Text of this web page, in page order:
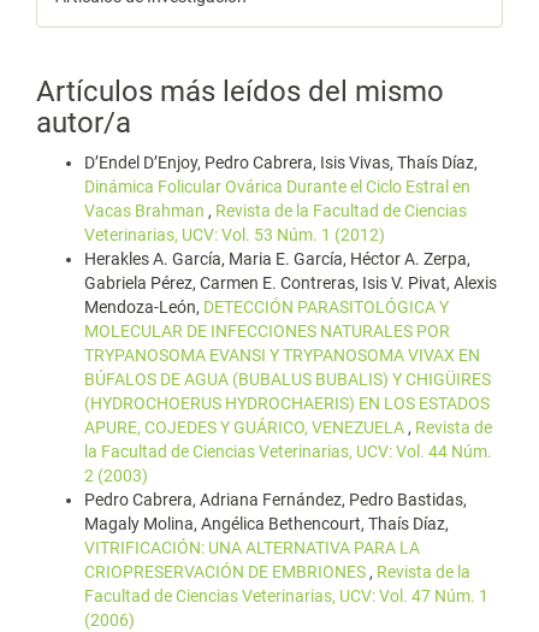
Artículos más leídos del mismo
autor/a
D’Endel D’Enjoy, Pedro Cabrera, Isis Vivas, Thaís Díaz,
Dinámica Folicular Ovárica Durante el Ciclo Estral en
Vacas Brahman , Revista de la Facultad de Ciencias
Veterinarias, UCV: Vol. 53 Núm. 1 (2012)
Herakles A. García, Maria E. García, Héctor A. Zerpa,
Gabriela Pérez, Carmen E. Contreras, Isis V. Pivat, Alexis
Mendoza-León, DETECCIÓN PARASITOLÓGICA Y
MOLECULAR DE INFECCIONES NATURALES POR
TRYPANOSOMA EVANSI Y TRYPANOSOMA VIVAX EN
BÚFALOS DE AGUA (BUBALUS BUBALIS) Y CHIGÜIRES
(HYDROCHOERUS HYDROCHAERIS) EN LOS ESTADOS
APURE, COJEDES Y GUÁRICO, VENEZUELA , Revista de
la Facultad de Ciencias Veterinarias, UCV: Vol. 44 Núm.
2 (2003)
Pedro Cabrera, Adriana Fernández, Pedro Bastidas,
Magaly Molina, Angélica Bethencourt, Thaís Díaz,
VITRIFICACIÓN: UNA ALTERNATIVA PARA LA
CRIOPRESERVACIÓN DE EMBRIONES , Revista de la
Facultad de Ciencias Veterinarias, UCV: Vol. 47 Núm. 1
(2006)